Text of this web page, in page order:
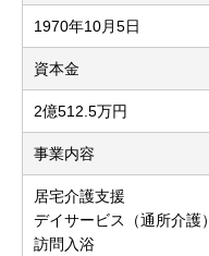
1970年10月5日
資本金
2億512.5万円
事業内容
居宅介護支援
デイサービス（通所介護）
訪問入浴